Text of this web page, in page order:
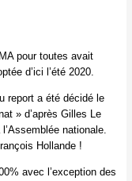
pour toutes avait
d’ici l’été 2020.
report a été décidé le
» d’après Gilles Le
nationale.
Hollande !
avec l’exception des